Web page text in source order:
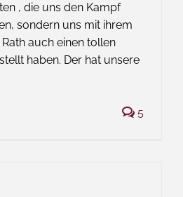
, die uns den Kampf
sondern uns mit ihrem
auch einen tollen
haben. Der hat unsere
5